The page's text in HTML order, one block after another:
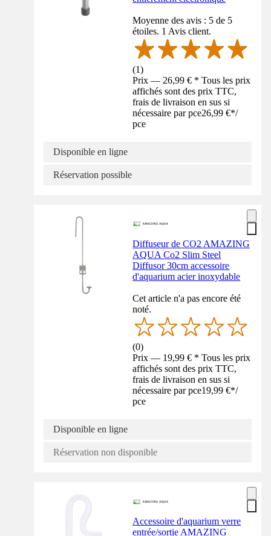
Moyenne des avis : 5 de 5
étoiles. 1 Avis client.
(1)
Prix — 26,99 € * Tous les prix
affichés sont des prix TTC,
frais de livraison en sus si
nécessaire par pce26,99 €*/
pce
Disponible en ligne
Réservation possible
Diffuseur de CO2 AMAZING
AQUA Co2 Slim Steel
Diffusor 30cm accessoire
d'aquarium acier inoxydable
Cet article n'a pas encore été
noté.
(0)
Prix — 19,99 € * Tous les prix
affichés sont des prix TTC,
frais de livraison en sus si
nécessaire par pce19,99 €*/
pce
Disponible en ligne
Réservation non disponible
Accessoire d'aquarium verre
entrée/sortie AMAZING